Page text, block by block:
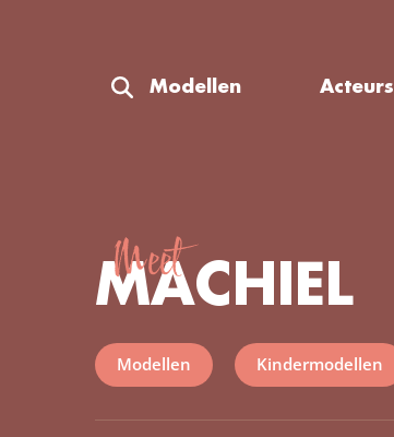
Modellen Acteurs
Meet
MACHIEL
Modellen Kindermodellen